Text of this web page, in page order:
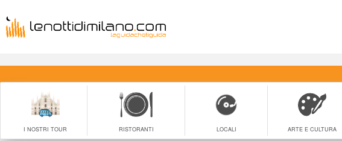
I NOSTRI TOUR RISTORANTI LOCALI ARTE E CULTURA